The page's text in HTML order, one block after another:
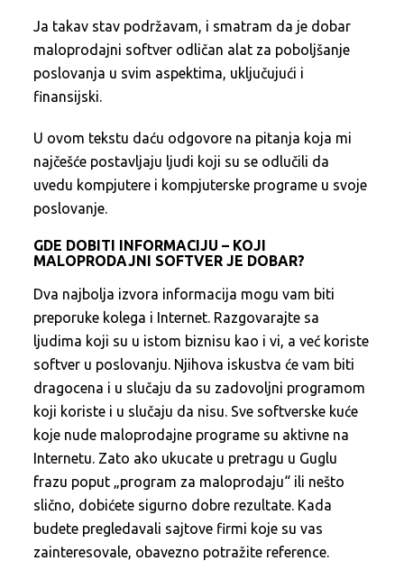
Ja takav stav podržavam, i smatram da je dobar
maloprodajni softver odličan alat za poboljšanje
poslovanja u svim aspektima, uključujući i
finansijski.
U ovom tekstu daću odgovore na pitanja koja mi
najčešće postavljaju ljudi koji su se odlučili da
uvedu kompjutere i kompjuterske programe u svoje
poslovanje.
GDE DOBITI INFORMACIJU – KOJI
MALOPRODAJNI SOFTVER JE DOBAR?
Dva najbolja izvora informacija mogu vam biti
preporuke kolega i Internet. Razgovarajte sa
ljudima koji su u istom biznisu kao i vi, a već koriste
softver u poslovanju. Njihova iskustva će vam biti
dragocena i u slučaju da su zadovoljni programom
koji koriste i u slučaju da nisu. Sve softverske kuće
koje nude maloprodajne programe su aktivne na
Internetu. Zato ako ukucate u pretragu u Guglu
frazu poput „program za maloprodaju“ ili nešto
slično, dobićete sigurno dobre rezultate. Kada
budete pregledavali sajtove firmi koje su vas
zainteresovale, obavezno potražite reference.